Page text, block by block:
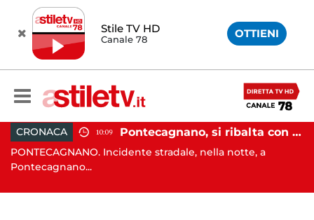
Stile TV HD
Canale 78 OTTIENI
CRONACA 10:09 Pontecagnano, si ribalta con l'auto alla rotatoria: giovane ferito
PONTECAGNANO. Incidente stradale, nella notte, a
Pontecagnano...